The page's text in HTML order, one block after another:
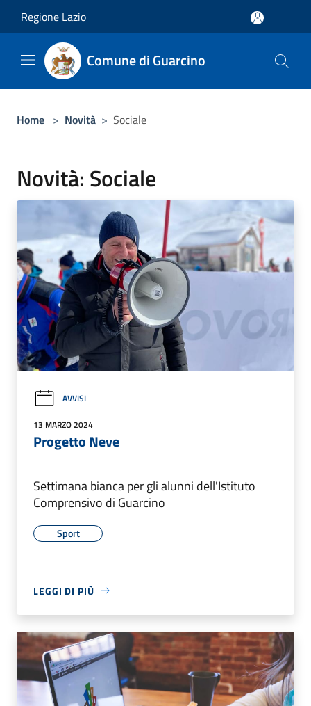
Regione Lazio
Comune di Guarcino
Home > Novità > Sociale
Novità: Sociale
AVVISI
13 MARZO 2024
Progetto Neve
Settimana bianca per gli alunni dell'Istituto
Comprensivo di Guarcino
Sport
LEGGI DI PIÙ